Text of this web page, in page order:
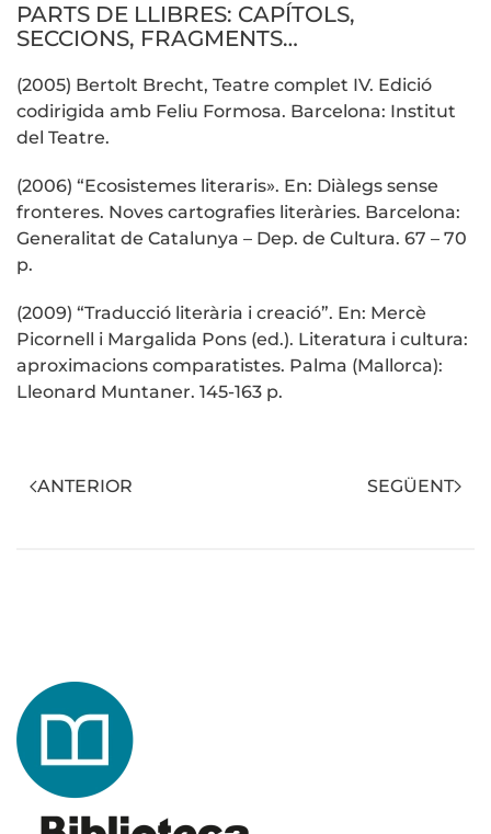
PARTS DE LLIBRES: CAPÍTOLS,
SECCIONS, FRAGMENTS…
(2005) Bertolt Brecht, Teatre complet IV. Edició
codirigida amb Feliu Formosa. Barcelona: Institut
del Teatre.
(2006) “Ecosistemes literaris». En: Diàlegs sense
fronteres. Noves cartografies literàries. Barcelona:
Generalitat de Catalunya – Dep. de Cultura. 67 – 70
p.
(2009) “Traducció literària i creació”. En: Mercè
Picornell i Margalida Pons (ed.). Literatura i cultura:
aproximacions comparatistes. Palma (Mallorca):
Lleonard Muntaner. 145-163 p.
ANTERIOR SEGÜENT